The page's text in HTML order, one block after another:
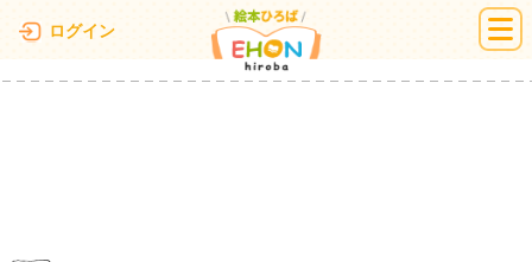
ログイン 絵本ひろば